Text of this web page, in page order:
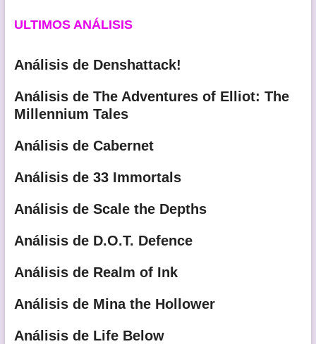
ULTIMOS ANÁLISIS
Análisis de Denshattack!
Análisis de The Adventures of Elliot: The
Millennium Tales
Análisis de Cabernet
Análisis de 33 Immortals
Análisis de Scale the Depths
Análisis de D.O.T. Defence
Análisis de Realm of Ink
Análisis de Mina the Hollower
Análisis de Life Below